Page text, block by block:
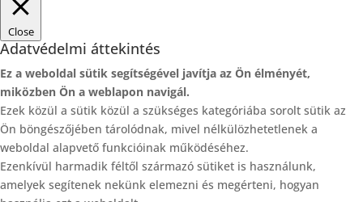
Close
Adatvédelmi áttekintés
Ez a weboldal sütik segítségével javítja az Ön élményét,
miközben Ön a weblapon navigál.
Ezek közül a sütik közül a szükséges kategóriába sorolt ​​sütik az
Ön böngészőjében tárolódnak, mivel nélkülözhetetlenek a
weboldal alapvető funkcióinak működéséhez.
Ezenkívül harmadik féltől származó sütiket is használunk,
amelyek segítenek nekünk elemezni és megérteni, hogyan